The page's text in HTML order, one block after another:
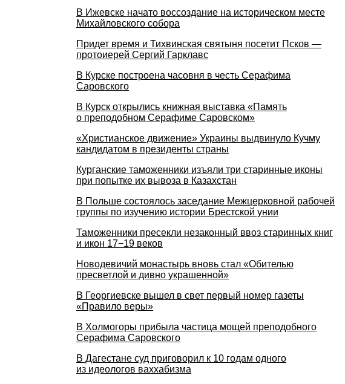
В Ижевске начато воссоздание на историческом месте
Михайловского собора
Придет время и Тихвинская святыня посетит Псков —
протоиерей Сергий Гарклавс
В Курске построена часовня в честь Серафима
Саровского
В Курск открылись книжная выставка «Память
о преподобном Серафиме Саровском»
«Христианское движение» Украины выдвинуло Кучму
кандидатом в президенты страны
Курганские таможенники изъяли три старинные иконы
при попытке их вывоза в Казахстан
В Польше состоялось заседание Межцерковной рабочей
группы по изучению истории Брестской унии
Таможенники пресекли незаконный ввоз старинных книг
и икон 17−19 веков
Новодевичий монастырь вновь стал «Обителью
пресветлой и дивно украшенной»
В Георгиевске вышел в свет первый номер газеты
«Правило веры»
В Холмогоры прибыла частица мощей преподобного
Серафима Саровского
В Дагестане суд приговорил к 10 годам одного
из идеологов ваххабизма